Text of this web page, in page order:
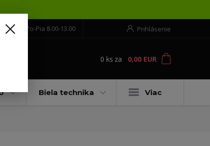
Prihlásenie
860 Po-Pia 8.00-13.00
0 ks za 0,00 EUR
Biela technika Viac